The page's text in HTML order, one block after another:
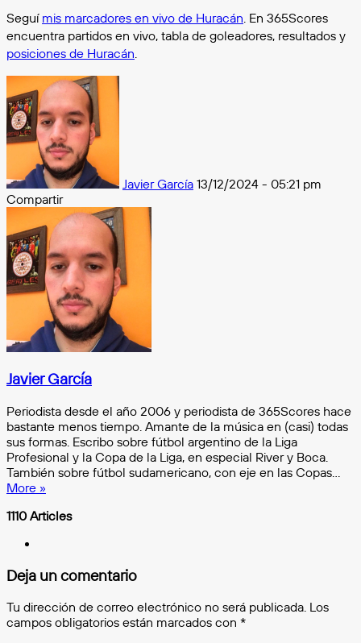
Seguí mis marcadores en vivo de Huracán. En 365Scores
encuentra partidos en vivo, tabla de goleadores, resultados y
posiciones de Huracán.
Javier García 13/12/2024 - 05:21 pm
Compartir
Facebook
XMessenger
Messenger
WhatsApp
Telegram
Compartir
por
e-
mail
Javier García
Periodista desde el año 2006 y periodista de 365Scores hace
bastante menos tiempo. Amante de la música en (casi) todas
sus formas. Escribo sobre fútbol argentino de la Liga
Profesional y la Copa de la Liga, en especial River y Boca.
También sobre fútbol sudamericano, con eje en las Copas…
More »
1110 Articles
Deja un comentario
Tu dirección de correo electrónico no será publicada. Los
campos obligatorios están marcados con *